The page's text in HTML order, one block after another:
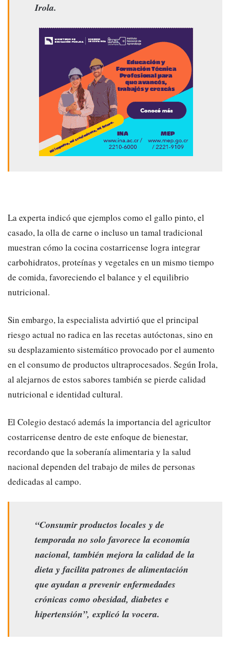
Irola.
La experta indicó que ejemplos como el gallo pinto, el
casado, la olla de carne o incluso un tamal tradicional
muestran cómo la cocina costarricense logra integrar
carbohidratos, proteínas y vegetales en un mismo tiempo
de comida, favoreciendo el balance y el equilibrio
nutricional.
​Sin embargo, la especialista advirtió que el principal
riesgo actual no radica en las recetas autóctonas, sino en
su desplazamiento sistemático provocado por el aumento
en el consumo de productos ultraprocesados. Según Irola,
al alejarnos de estos sabores también se pierde calidad
nutricional e identidad cultural.
​El Colegio destacó además la importancia del agricultor
costarricense dentro de este enfoque de bienestar,
recordando que la soberanía alimentaria y la salud
nacional dependen del trabajo de miles de personas
dedicadas al campo.
“Consumir productos locales y de
temporada no solo favorece la economía
nacional, también mejora la calidad de la
dieta y facilita patrones de alimentación
que ayudan a prevenir enfermedades
crónicas como obesidad, diabetes e
hipertensión”, explicó la vocera.